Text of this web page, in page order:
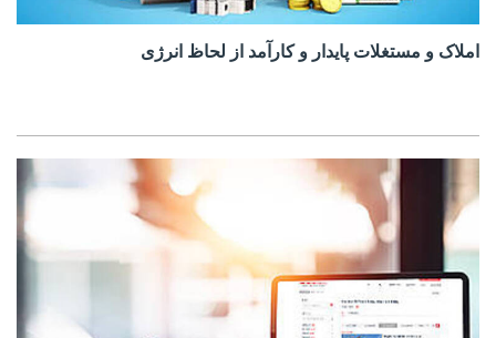
املاک و مستغلات پایدار و کارآمد از لحاظ انرژی